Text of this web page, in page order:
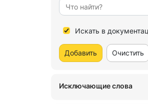
Искать в
Добавить Очистить
Исключающие слова